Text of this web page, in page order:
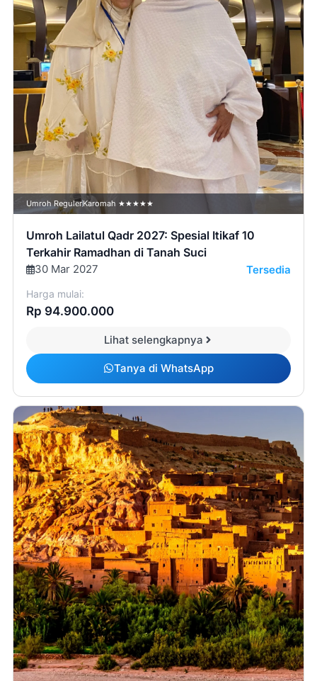
Umroh RegulerKaromah ★★★★★
Umroh Lailatul Qadr 2027: Spesial Itikaf 10
Terkahir Ramadhan di Tanah Suci
30 Mar 2027 Tersedia
Harga mulai:
Rp 94.900.000
Lihat selengkapnya
Tanya di WhatsApp